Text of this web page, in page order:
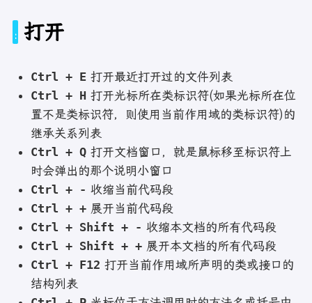
打开
Ctrl + E 打开最近打开过的文件列表
Ctrl + H 打开光标所在类标识符(如果光标所在位
置不是类标识符，则使用当前作用域的类标识符)的
继承关系列表
Ctrl + Q打开文档窗口，就是鼠标移至标识符上
时会弹出的那个说明小窗口
Ctrl + - 收缩当前代码段
Ctrl + +展开当前代码段
Ctrl + Shift + - 收缩本文档的所有代码段
Ctrl + Shift + +展开本文档的所有代码段
Ctrl + F12 打开当前作用域所声明的类或接口的
结构列表